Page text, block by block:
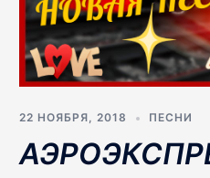
22 НОЯБРЯ, 2018 ПЕСНИ